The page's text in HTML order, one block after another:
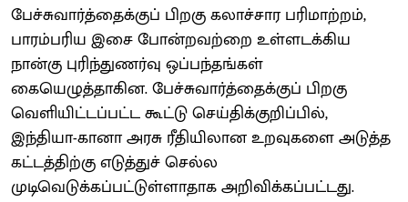
பேச்சுவார்த்தைக்குப் பிறகு கலாச்சார பரிமாற்றம்,
பாரம்பரிய இசை போன்றவற்றை உள்ளடக்கிய
நான்கு புரிந்துணர்வு ஒப்பந்தங்கள்
கையெழுத்தாகின. பேச்சுவார்த்தைக்குப் பிறகு
வெளியிட்டப்பட்ட கூட்டு செய்திக்குறிப்பில்,
இந்தியா-கானா அரசு ரீதியிலான உறவுகளை அடுத்த
கட்டத்திற்கு எடுத்துச் செல்ல
முடிவெடுக்கப்பட்டுள்ளாதாக அறிவிக்கப்பட்டது.